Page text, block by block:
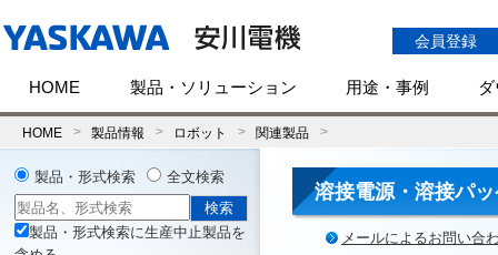
会員登録
HOME 製品・ソリューション 用途・事例
HOME 製品情報 ロボット 関連製品
溶接電源・溶接パ
メールによるお問い合
製品・形式検索 全文検索
製品・形式検索に生産中止製品を